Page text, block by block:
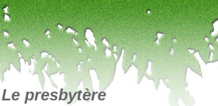
Le presbytère